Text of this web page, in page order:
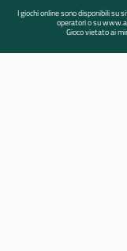
I giochi online sono disponibili su
operatori o su
Gioco vietato ai